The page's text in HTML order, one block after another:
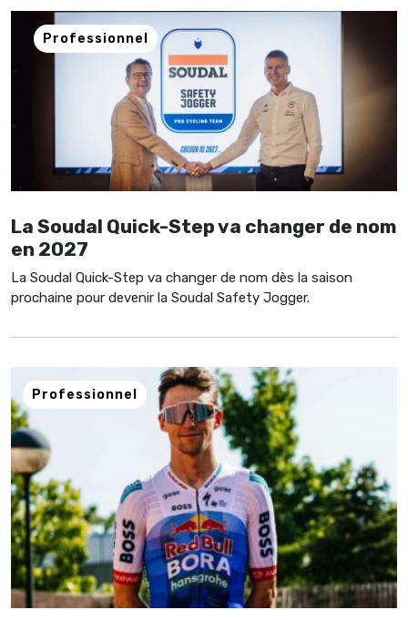
Professionnel
La Soudal Quick-Step va changer de nom
en 2027
La Soudal Quick-Step va changer de nom dès la saison
prochaine pour devenir la Soudal Safety Jogger.
Professionnel